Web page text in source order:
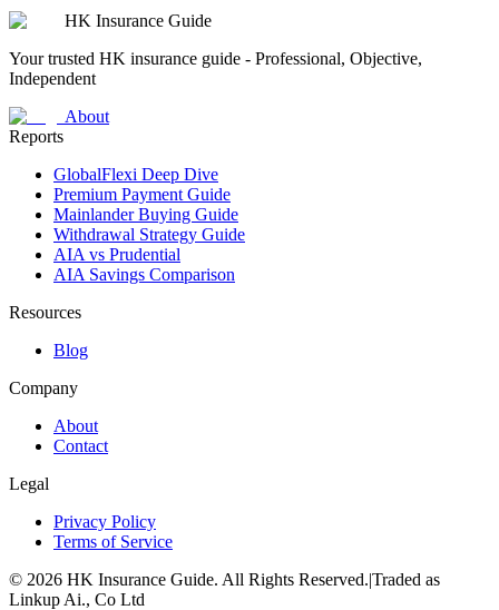
HK Insurance Guide
Your trusted HK insurance guide - Professional, Objective,
Independent
About
Reports
GlobalFlexi Deep Dive
Premium Payment Guide
Mainlander Buying Guide
Withdrawal Strategy Guide
AIA vs Prudential
AIA Savings Comparison
Resources
Blog
Company
About
Contact
Legal
Privacy Policy
Terms of Service
© 2026 HK Insurance Guide. All Rights Reserved.|Traded as
Linkup Ai., Co Ltd